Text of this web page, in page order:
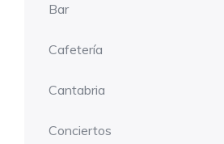
Bar
Cafetería
Cantabria
Conciertos